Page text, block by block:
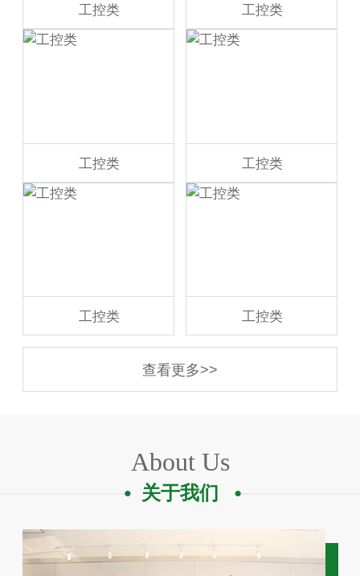
工控类 工控类
工控类 工控类
工控类 工控类
查看更多>>
About Us
关于我们